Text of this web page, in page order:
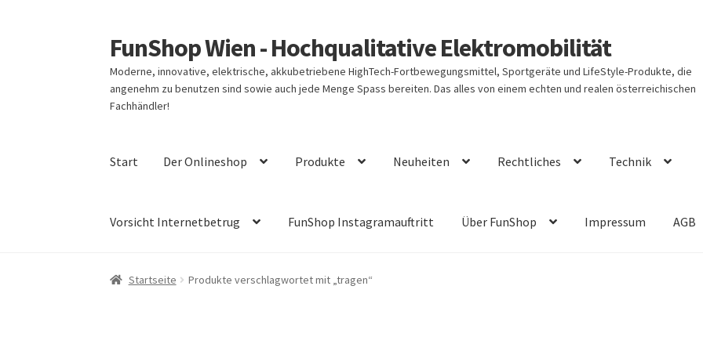
Zur
Navigation
springen
Zum
Inhalt
springen
FunShop Wien - Hochqualitative Elektromobilität
Moderne, innovative, elektrische, akkubetriebene HighTech-Fortbewegungsmittel, Sportgeräte und LifeStyle-Produkte, die
angenehm zu benutzen sind sowie auch jede Menge Spass bereiten. Das alles von einem echten und realen österreichischen
Fachhändler!
Start Der Onlineshop Produkte Neuheiten Rechtliches Technik
Vorsicht Internetbetrug FunShop Instagramauftritt Über FunShop Impressum AGB
Startseite Produkte verschlagwortet mit „tragen“